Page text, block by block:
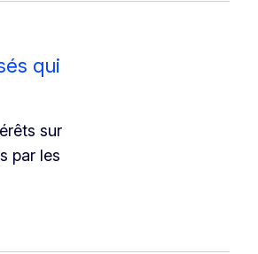
qui
sur
par les